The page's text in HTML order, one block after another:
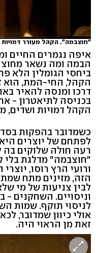
"חוצבמה". הקהל מעורר דמויות
איפה נגמרים החיים
הבמה ומה נשאר
ביחסי הגומלין הלא
הקהל, החי-המת,
דרכו ומנסה להאיר
בכניסה לתיאטרון -
הקהל דמויות ושדים,
כשמדובר בהפקות
לפתחם של יוצרים
רעה חולה שלוקים בה
"חוצבמה" מדלגת בלי
ורועי הרץ רוסו,
הזה, מזינים מתח
לבין צניעות של מי
וניסויים. השחקנים -
לניסוי תוקף. שמות
אולי כיוון שמדובר,
זאת מן הראוי היה.